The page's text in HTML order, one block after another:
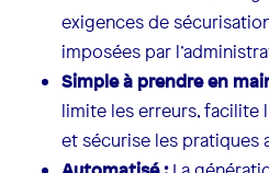
exigences de
imposées par
Simple à prendre en
limite les erreurs, facilite
et sécurise les pratiques